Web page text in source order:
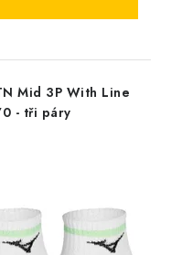
Mid 3P With Line
- tři páry